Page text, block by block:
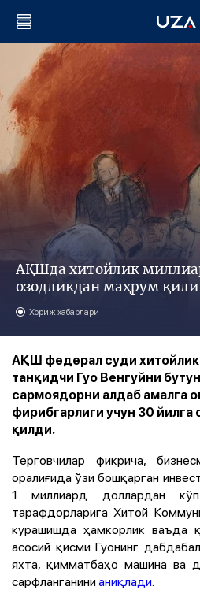
АҚШда хитойлик
озодликдан маҳрум
Хориж хабарлари
АҚШ федерал суди
танқидчи Гуо Венгуйни
сармоядорни алдаб амалга
фирибгарлиги учун 30
қилди.
Терговчилар фикрича,
оралиғида ўзи бошқарган
1 миллиард доллардан
тарафдорларига Хитой
курашишда ҳамкорлик ваъда
асосий қисми Гуонинг
яхта, қимматбаҳо машина ва
сарфланганинианиқлади.